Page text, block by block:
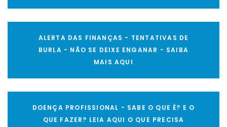
ALERTA DAS FINANÇAS - TENTATIVAS DE
BURLA - NÃO SE DEIXE ENGANAR - SAIBA
MAIS AQUI
DOENÇA PROFISSIONAL - SABE O QUE É? E O
QUE FAZER? LEIA AQUI O QUE PRECISA